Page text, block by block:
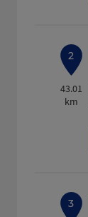
2
43.01
km
3